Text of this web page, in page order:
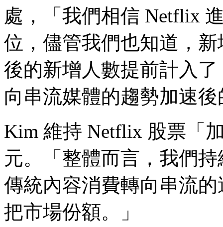
處，「我們相信 Netflix
位，儘管我們也知道，
後的新增人數提前計入
向串流媒體的趨勢加速
Kim 維持 Netflix 股票「
元。「整體而言，我們
傳統內容消費轉向串流
把市場份額。」